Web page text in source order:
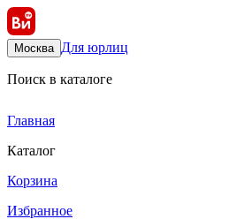
Москва Для юрлиц
Поиск в каталоге
Главная
Каталог
Корзина
Избранное